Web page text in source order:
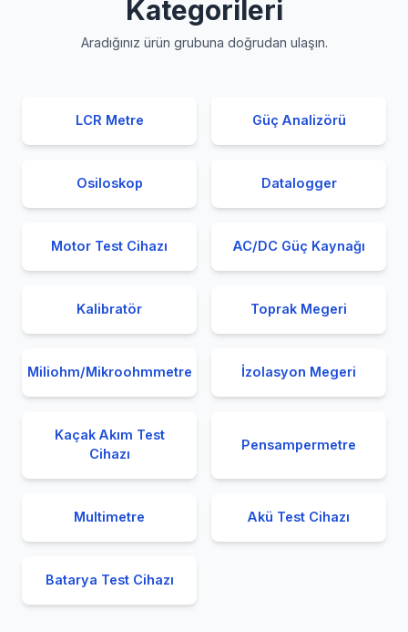
Kategorileri
Aradığınız ürün grubuna doğrudan ulaşın.
LCR Metre Güç Analizörü
Osiloskop Datalogger
Motor Test Cihazı AC/DC Güç Kaynağı
Kalibratör Toprak Megeri
Miliohm/Mikroohmmetre İzolasyon Megeri
Kaçak Akım Test
Cihazı
Pensampermetre
Multimetre Akü Test Cihazı
Batarya Test Cihazı